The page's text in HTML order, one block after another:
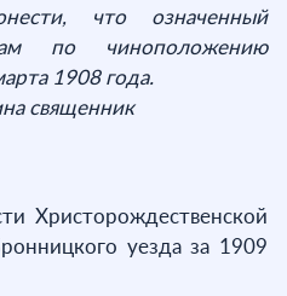
что означенный
по чиноположению
1908 года.
священник
Христорождественской
уезда за 1909